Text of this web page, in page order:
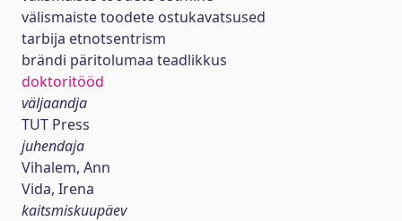
välismaiste toodete ostukavatsused
tarbija etnotsentrism
brändi päritolumaa teadlikkus
doktoritööd
väljaandja
TUT Press
juhendaja
Vihalem, Ann
Vida, Irena
kaitsmiskuupäev